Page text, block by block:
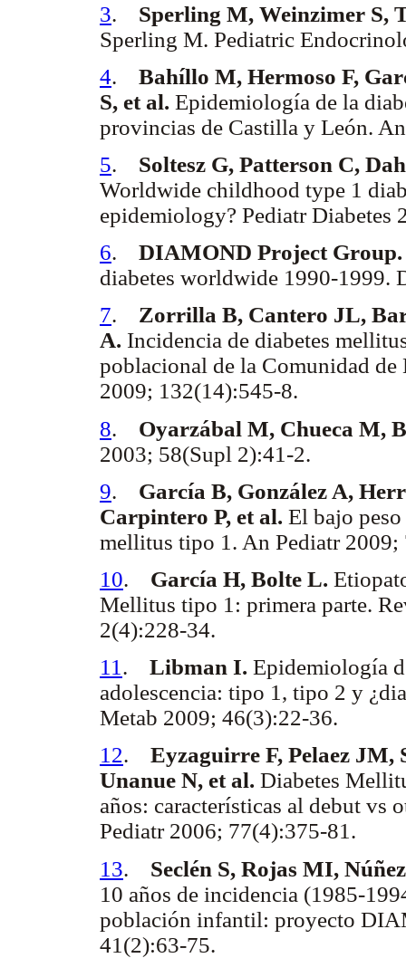
3. Sperling M, Weinzimer S,
Sperling M. Pediatric
4. Bahíllo M, Hermoso F,
S, et al. Epidemiología de la
provincias de Castilla y León.
5. Soltesz G, Patterson C,
Worldwide childhood type 1
epidemiology? Pediatr
6. DIAMOND Project Group.
diabetes worldwide 1990-
7. Zorrilla B, Cantero JL,
A. Incidencia de diabetes
poblacional de la Comunidad
2009; 132(14):545-8.
8. Oyarzábal M, Chueca M,
2003; 58(Supl 2):41-2.
9. García B, González A,
Carpintero P, et al. El bajo peso
mellitus tipo 1. An Pediatr
10. García H, Bolte L.
Mellitus tipo 1: primera parte.
2(4):228-34.
11 . Libman I. Epidemiología
adolescencia: tipo 1, tipo 2 y
Metab 2009; 46(3):22-36.
12. Eyzaguirre F, Pelaez JM,
Unanue N, et al. Diabetes
años: características al debut vs
Pediatr 2006; 77(4):375-81.
13. Seclén S, Rojas MI,
10 años de incidencia (1985-
población infantil: proyecto
41(2):63-75.